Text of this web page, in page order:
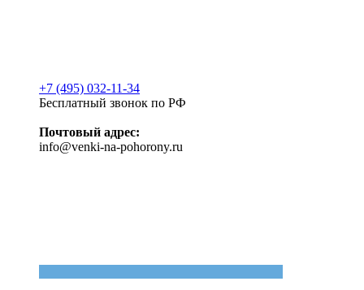
+7 (495) 032-11-34
Бесплатный звонок по РФ
Почтовый адрес:
info@venki-na-pohorony.ru